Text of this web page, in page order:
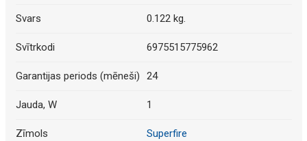
Svars 0.122 kg.
Svītrkodi 6975515775962
Garantijas periods (mēneši) 24
Jauda, W 1
Zīmols Superfire